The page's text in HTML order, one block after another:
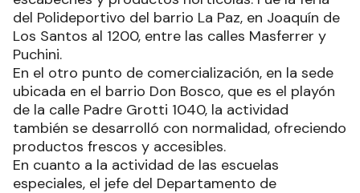
del Polideportivo del barrio La Paz, en Joaquín de
Los Santos al 1200, entre las calles Masferrer y
Puchini.
En el otro punto de comercialización, en la sede
ubicada en el barrio Don Bosco, que es el playón
de la calle Padre Grotti 1040, la actividad
también se desarrolló con normalidad, ofreciendo
productos frescos y accesibles.
En cuanto a la actividad de las escuelas
especiales, el jefe del Departamento de